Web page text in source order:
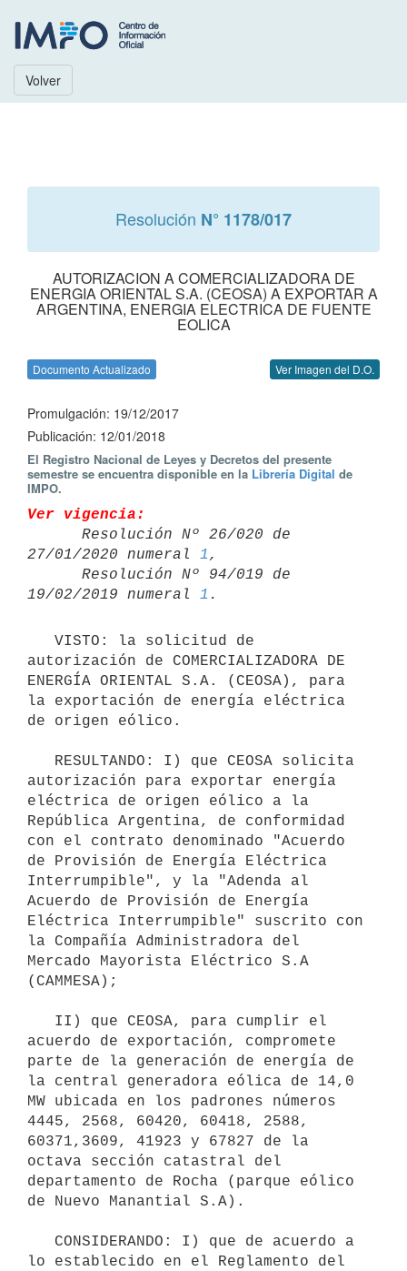
Volver
Resolución N° 1178/017
AUTORIZACION A COMERCIALIZADORA DE
ENERGIA ORIENTAL S.A. (CEOSA) A EXPORTAR A
ARGENTINA, ENERGIA ELECTRICA DE FUENTE
EOLICA
Documento Actualizado Ver Imagen del D.O.
Promulgación: 19/12/2017
Publicación: 12/01/2018
El Registro Nacional de Leyes y Decretos del presente
semestre se encuentra disponible en la Librería Digital de
IMPO.
Ver vigencia:
27/01/2020 numeral 1 ,
19/02/2019 numeral 1
autorización de COMERCIALIZADORA DE
ENERGÍA ORIENTAL S.A. (CEOSA), para
la exportación de energía eléctrica
de origen eólico.
autorización para exportar energía
eléctrica de origen eólico a la
República Argentina, de conformidad
con el contrato denominado "Acuerdo
de Provisión de Energía Eléctrica
Interrumpible", y la "Adenda al
Acuerdo de Provisión de Energía
Eléctrica Interrumpible" suscrito con
la Compañía Administradora del
Mercado Mayorista Eléctrico S.A
(CAMMESA);
acuerdo de exportación, compromete
parte de la generación de energía de
la central generadora eólica de 14,0
MW ubicada en los padrones números
4445, 2568, 60420, 60418, 2588,
60371,3609, 41923 y 67827 de la
octava sección catastral del
departamento de Rocha (parque eólico
de Nuevo Manantial S.A).
lo establecido en el Reglamento del